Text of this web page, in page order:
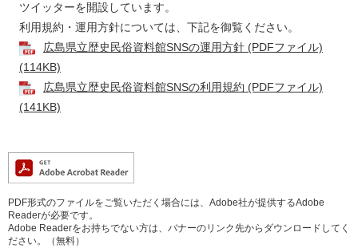
ツイッターを開設しています。
利用規約・運用方針については、下記を御覧ください。
広島県立歴史民俗資料館SNSの運用方針 (PDFファイル)
(114KB)
広島県立歴史民俗資料館SNSの利用規約 (PDFファイル)
(141KB)
PDF形式のファイルをご覧いただく場合には、Adobe社が提供するAdobe
Readerが必要です。
Adobe Readerをお持ちでない方は、バナーのリンク先からダウンロードしてく
ださい。（無料）